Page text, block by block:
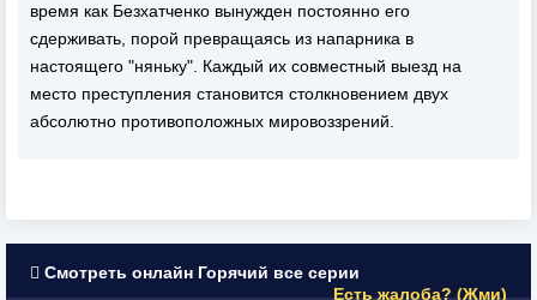
время как Безхатченко вынужден постоянно его
сдерживать, порой превращаясь из напарника в
настоящего "няньку". Каждый их совместный выезд на
место преступления становится столкновением двух
абсолютно противоположных мировоззрений.
Смотреть онлайн Горячий все серии
Есть жалоба? (Жми)